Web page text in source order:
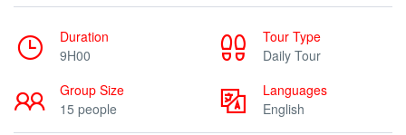
Duration
9H00
Tour Type
Daily Tour
Group Size
15 people
Languages
English